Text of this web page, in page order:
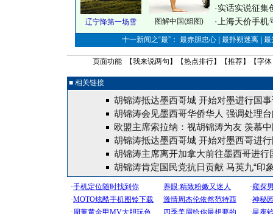
辽宁降第一场雪 图解中国(组图)
·实话实说征集
· 上海天价手
十一新闻之“最”： 最赤胆忠心 | 最扑朔迷离 |
页面功能 【我来说两句 】【热点排行】【推荐】【字体
■ 相关链接
胡锦涛抵达墨西哥城 开始对墨进行国
胡锦涛会见墨西哥华侨华人 强调处理
欧盟主席索拉纳：视胡锦涛为友 羡慕
胡锦涛抵达墨西哥城 开始对墨西哥进
胡锦涛主席离开加拿大前往墨西哥进行
胡锦涛肯定国民党抗日贡献 马英九“印